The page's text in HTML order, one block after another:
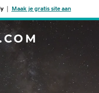
| Maak je gratis site aan